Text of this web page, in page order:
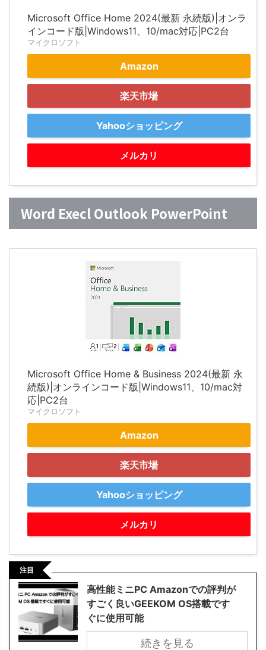
Microsoft Office Home 2024(最新 永続版)|オンラ
インコード版|Windows11、10/mac対応|PC2台
マイクロソフト
Amazon
楽天市場
Yahooショッピング
メルカリ
Word Execl Outlook PowerPoint
Microsoft Office Home & Business 2024(最新 永
続版)|オンラインコード版|Windows11、10/mac対
応|PC2台
マイクロソフト
Amazon
楽天市場
Yahooショッピング
メルカリ
注目
高性能ミニPC Amazonでの評判が
すごく良いGEEKOM OS搭載です
ぐに使用可能
続きを見る